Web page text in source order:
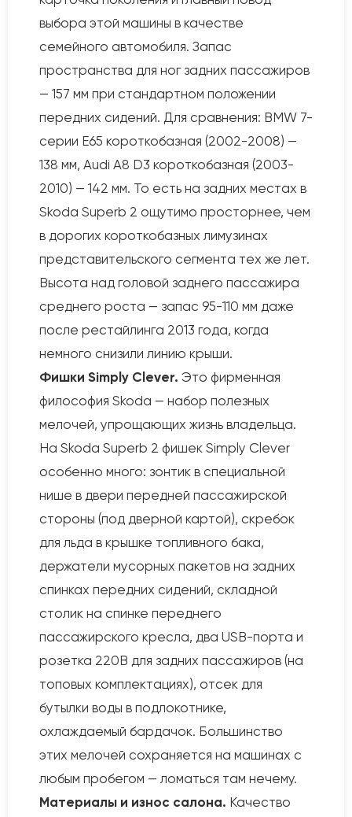
выбора этой машины в качестве
семейного автомобиля. Запас
пространства для ног задних пассажиров
— 157 мм при стандартном положении
передних сидений. Для сравнения: BMW 7-
серии E65 короткобазная (2002-2008) —
138 мм, Audi A8 D3 короткобазная (2003-
2010) — 142 мм. То есть на задних местах в
Skoda Superb 2 ощутимо просторнее, чем
в дорогих короткобазных лимузинах
представительского сегмента тех же лет.
Высота над головой заднего пассажира
среднего роста — запас 95-110 мм даже
после рестайлинга 2013 года, когда
немного снизили линию крыши.
Фишки Simply Clever. Это фирменная
философия Skoda — набор полезных
мелочей, упрощающих жизнь владельца.
На Skoda Superb 2 фишек Simply Clever
особенно много: зонтик в специальной
нише в двери передней пассажирской
стороны (под дверной картой), скребок
для льда в крышке топливного бака,
держатели мусорных пакетов на задних
спинках передних сидений, складной
столик на спинке переднего
пассажирского кресла, два USB-порта и
розетка 220В для задних пассажиров (на
топовых комплектациях), отсек для
бутылки воды в подлокотнике,
охлаждаемый бардачок. Большинство
этих мелочей сохраняется на машинах с
любым пробегом — ломаться там нечему.
Материалы и износ салона. Качество